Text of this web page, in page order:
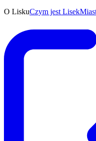
O LiskuCzym jest Lisek